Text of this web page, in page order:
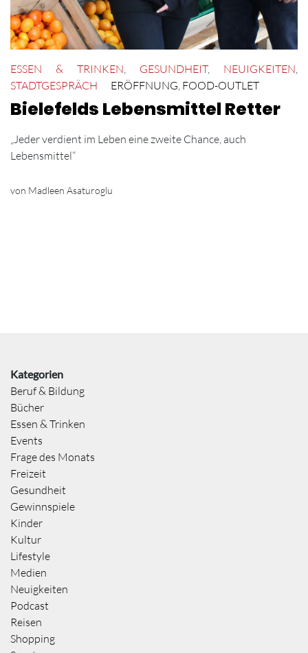
ESSEN & TRINKEN GESUNDHEIT, NEUIGKEITEN
STADTGESPRÄCH
ERÖFFNUNG FOOD-OUTLET
Bielefelds Lebensmittel Retter
„Jeder verdient im Leben eine zweite Chance, auch
Lebensmittel“
von Madleen Asaturoglu
Kategorien
Beruf & Bildung
Bücher
Essen & Trinken
Events
Frage des Monats
Freizeit
Gesundheit
Gewinnspiele
Kinder
Kultur
Lifestyle
Medien
Neuigkeiten
Podcast
Reisen
Shopping